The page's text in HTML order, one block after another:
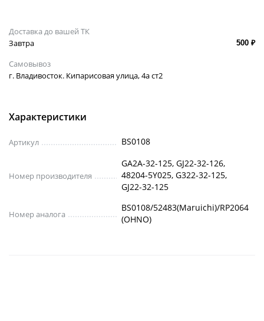
Доставка до вашей ТК
Завтра
500 ₽
Самовывоз
г. Владивосток. Кипарисовая улица, 4а ст2
Характеристики
Артикул BS0108
Номер производителя
GA2A-32-125, GJ22-32-126,
48204-5Y025, G322-32-125,
GJ22-32-125
Номер аналога
BS0108/52483(Maruichi)/RP2064
(OHNO)